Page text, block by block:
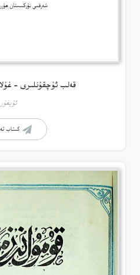
قەلب ئۇچقۇنلىرى –
ئۇيغۇر
كىتاب